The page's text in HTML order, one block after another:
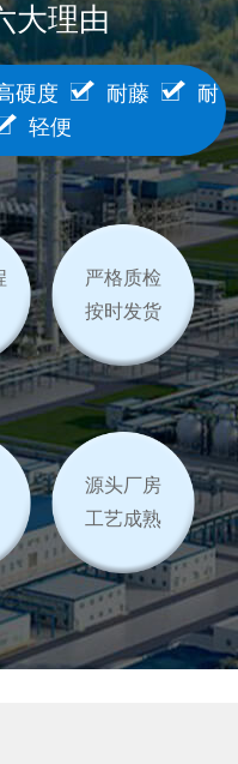
大理由
硬度 耐藤
耐
轻便
严格质检
按时发货
源头厂房
工艺成熟